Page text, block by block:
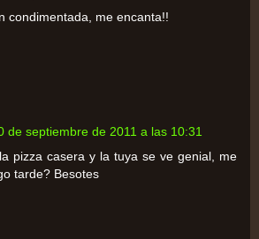
condimentada, me encanta!!
de septiembre de 2011 a las 10:31
pizza casera y la tuya se ve genial, me
tarde? Besotes